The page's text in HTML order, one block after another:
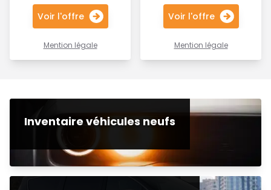
Voir l'offre
Mention légale
Voir l'offre
Mention légale
Inventaire véhicules neufs